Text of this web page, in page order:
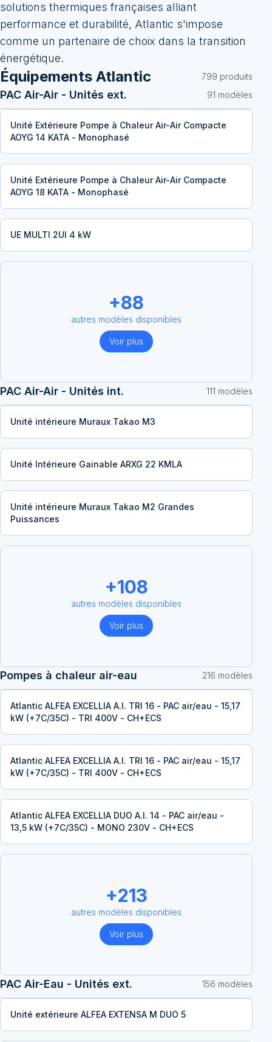
solutions thermiques françaises alliant
performance et durabilité, Atlantic s'impose
comme un partenaire de choix dans la transition
énergétique.
Équipements Atlantic 799 produits
PAC Air-Air - Unités ext. 91 modèles
Unité Extérieure Pompe à Chaleur Air-Air Compacte
AOYG 14 KATA - Monophasé
Unité Extérieure Pompe à Chaleur Air-Air Compacte
AOYG 18 KATA - Monophasé
UE MULTI 2UI 4 kW
+88
autres modèles disponibles
Voir plus
PAC Air-Air - Unités int. 111 modèles
Unité intérieure Muraux Takao M3
Unité Intérieure Gainable ARXG 22 KMLA
Unité intérieure Muraux Takao M2 Grandes
Puissances
+108
autres modèles disponibles
Voir plus
Pompes à chaleur air-eau 216 modèles
Atlantic ALFEA EXCELLIA A.I. TRI 16 - PAC air/eau - 15,17
kW (+7C/35C) - TRI 400V - CH+ECS
Atlantic ALFEA EXCELLIA A.I. TRI 16 - PAC air/eau - 15,17
kW (+7C/35C) - TRI 400V - CH+ECS
Atlantic ALFEA EXCELLIA DUO A.I. 14 - PAC air/eau -
13,5 kW (+7C/35C) - MONO 230V - CH+ECS
+213
autres modèles disponibles
Voir plus
PAC Air-Eau - Unités ext. 156 modèles
Unité extérieure ALFEA EXTENSA M DUO 5